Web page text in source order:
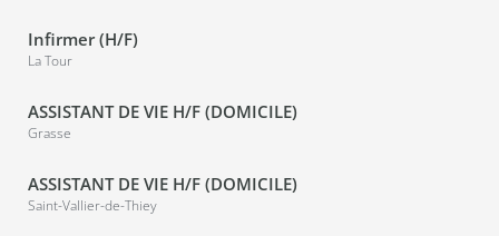
Infirmer (H/F)
La Tour
ASSISTANT DE VIE H/F (DOMICILE)
Grasse
ASSISTANT DE VIE H/F (DOMICILE)
Saint-Vallier-de-Thiey